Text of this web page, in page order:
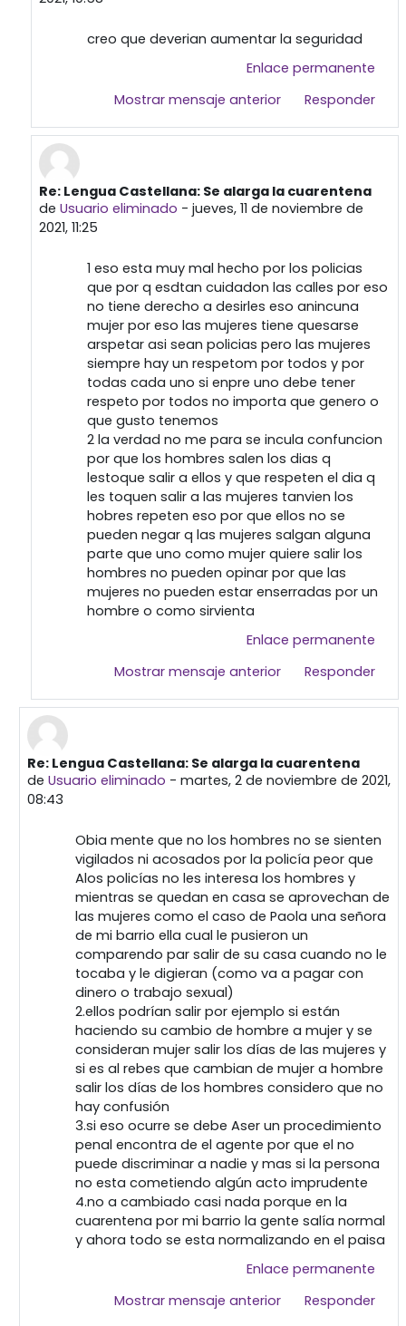
creo que deverian aumentar la seguridad
Enlace permanente
Mostrar mensaje anterior
Responder
En respuesta a Usuario eliminado
Re: Lengua Castellana: Se alarga la cuarentena
de Usuario eliminado - jueves, 11 de noviembre de
2021, 11:25
1 eso esta muy mal hecho por los policias
que por q esdtan cuidadon las calles por eso
no tiene derecho a desirles eso anincuna
mujer por eso las mujeres tiene quesarse
arspetar asi sean policias pero las mujeres
siempre hay un respetom por todos y por
todas cada uno si enpre uno debe tener
respeto por todos no importa que genero o
que gusto tenemos
2 la verdad no me para se incula confuncion
por que los hombres salen los dias q
lestoque salir a ellos y que respeten el dia q
les toquen salir a las mujeres tanvien los
hobres repeten eso por que ellos no se
pueden negar q las mujeres salgan alguna
parte que uno como mujer quiere salir los
hombres no pueden opinar por que las
mujeres no pueden estar enserradas por un
hombre o como sirvienta
Enlace permanente
Mostrar mensaje anterior
Responder
En respuesta a Primera publicación
Re: Lengua Castellana: Se alarga la cuarentena
de Usuario eliminado - martes, 2 de noviembre de 2021,
08:43
Obia mente que no los hombres no se sienten
vigilados ni acosados por la policía peor que
Alos policías no les interesa los hombres y
mientras se quedan en casa se aprovechan de
las mujeres como el caso de Paola una señora
de mi barrio ella cual le pusieron un
comparendo par salir de su casa cuando no le
tocaba y le digieran (como va a pagar con
dinero o trabajo sexual)
2.ellos podrían salir por ejemplo si están
haciendo su cambio de hombre a mujer y se
consideran mujer salir los días de las mujeres y
si es al rebes que cambian de mujer a hombre
salir los días de los hombres considero que no
hay confusión
3.si eso ocurre se debe Aser un procedimiento
penal encontra de el agente por que el no
puede discriminar a nadie y mas si la persona
no esta cometiendo algún acto imprudente
4.no a cambiado casi nada porque en la
cuarentena por mi barrio la gente salía normal
y ahora todo se esta normalizando en el paisa
Enlace permanente
Mostrar mensaje anterior
Responder